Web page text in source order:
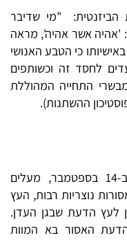
הביזנטית: "מי שדיבר
'אהיה אשר אהיה', מראה
כי הטבע האנושי
לחסד זה וכשותפים
התחייה המהוללת
ההשתנות).
ארבעים יום לאחר חג ההשתנות, ב-14 בספטמבר, מעלים
נוצריות רבות, העץ
לעץ הדעת שבגן העדן.
האסור בא המוות